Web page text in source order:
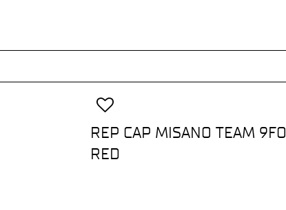
REP CAP MISANO TEAM 9FO
RED